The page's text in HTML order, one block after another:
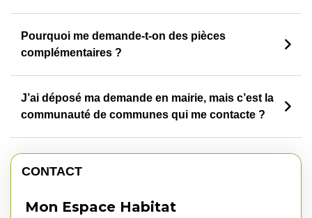
Pourquoi me demande-t-on des pièces
complémentaires ?
J’ai déposé ma demande en mairie, mais c’est la
communauté de communes qui me contacte ?
CONTACT
Mon Espace Habitat